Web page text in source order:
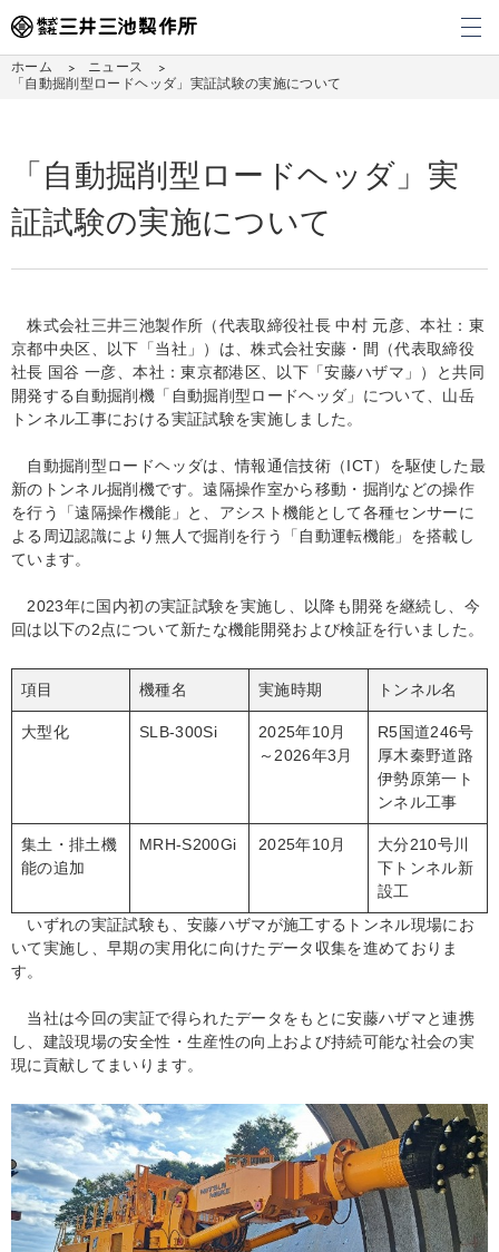
ホーム
ニュース
「自動掘削型ロードヘッダ」実証試験の実施について
「自動掘削型ロードヘッダ」実
証試験の実施について
株式会社三井三池製作所（代表取締役社長 中村 元彦、本社：東
京都中央区、以下「当社」）は、株式会社安藤・間（代表取締役
社長 国谷 一彦、本社：東京都港区、以下「安藤ハザマ」）と共同
開発する自動掘削機「自動掘削型ロードヘッダ」について、山岳
トンネル工事における実証試験を実施しました。
自動掘削型ロードヘッダは、情報通信技術（ICT）を駆使した最
新のトンネル掘削機です。遠隔操作室から移動・掘削などの操作
を行う「遠隔操作機能」と、アシスト機能として各種センサーに
よる周辺認識により無人で掘削を行う「自動運転機能」を搭載し
ています。
2023年に国内初の実証試験を実施し、以降も開発を継続し、今
回は以下の2点について新たな機能開発および検証を行いました。
項目 機種名 実施時期 トンネル名
大型化 SLB-300Si
2025年10月
～2026年3月
R5国道246号
厚木秦野道路
伊勢原第一ト
ンネル工事
集土・排土機
能の追加
MRH-S200Gi 2025年10月
大分210号川
下トンネル新
設工
いずれの実証試験も、安藤ハザマが施工するトンネル現場にお
いて実施し、早期の実用化に向けたデータ収集を進めておりま
す。
当社は今回の実証で得られたデータをもとに安藤ハザマと連携
し、建設現場の安全性・生産性の向上および持続可能な社会の実
現に貢献してまいります。